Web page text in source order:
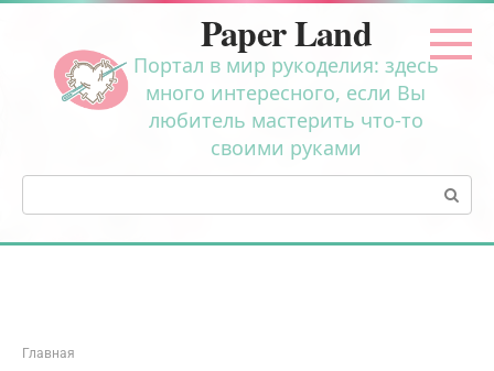
Перейти
контенту
Paper Land
Портал в мир рукоделия: здесь
много интересного, если Вы
любитель мастерить что-то
своими руками
Поиск:
Главная